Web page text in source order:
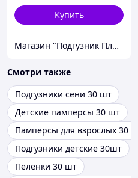
Купить
Магазин "Подгузник Плюс"
Смотри также
Подгузники сени 30 шт
Детские памперсы 30 шт
Памперсы для взрослых 30 шт
Подгузники детские 30шт
Пеленки 30 шт